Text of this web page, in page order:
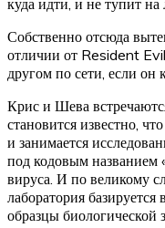
Собственно отсюда
отличии от Resident
другом по сети, если он
Крис и Шева
становится известно,
и занимается
под кодовым названием
вируса. И по великому
лаборатория
образцы биологической